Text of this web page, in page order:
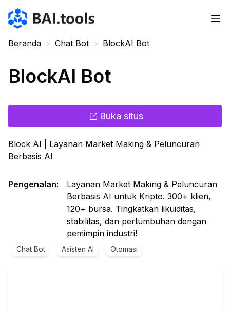
Bai.tools
Beranda > Chat Bot > BlockAI Bot
BlockAI Bot
Buka situs
Block AI | Layanan Market Making & Peluncuran
Berbasis AI
Pengenalan:
Layanan Market Making & Peluncuran
Berbasis AI untuk Kripto. 300+ klien,
120+ bursa. Tingkatkan likuiditas,
stabilitas, dan pertumbuhan dengan
pemimpin industri!
Chat Bot Asisten AI Otomasi